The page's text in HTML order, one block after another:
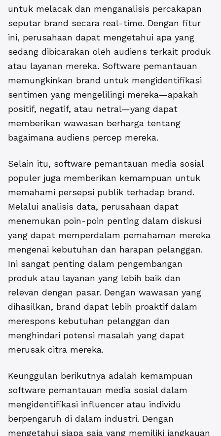
untuk melacak dan menganalisis percakapan
seputar brand secara real-time. Dengan fitur
ini, perusahaan dapat mengetahui apa yang
sedang dibicarakan oleh audiens terkait produk
atau layanan mereka. Software pemantauan
memungkinkan brand untuk mengidentifikasi
sentimen yang mengelilingi mereka—apakah
positif, negatif, atau netral—yang dapat
memberikan wawasan berharga tentang
bagaimana audiens percep mereka.
Selain itu, software pemantauan media sosial
populer juga memberikan kemampuan untuk
memahami persepsi publik terhadap brand.
Melalui analisis data, perusahaan dapat
menemukan poin-poin penting dalam diskusi
yang dapat memperdalam pemahaman mereka
mengenai kebutuhan dan harapan pelanggan.
Ini sangat penting dalam pengembangan
produk atau layanan yang lebih baik dan
relevan dengan pasar. Dengan wawasan yang
dihasilkan, brand dapat lebih proaktif dalam
merespons kebutuhan pelanggan dan
menghindari potensi masalah yang dapat
merusak citra mereka.
Keunggulan berikutnya adalah kemampuan
software pemantauan media sosial dalam
mengidentifikasi influencer atau individu
berpengaruh di dalam industri. Dengan
mengetahui siapa saja yang memiliki jangkauan